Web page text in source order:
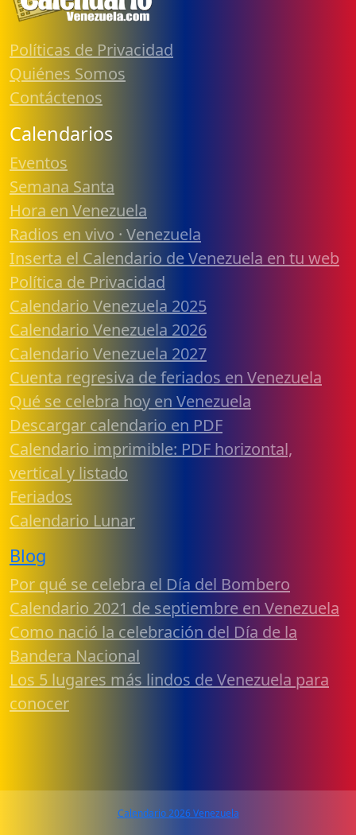
Políticas de Privacidad
Quiénes Somos
Contáctenos
Calendarios
Eventos
Semana Santa
Hora en Venezuela
Radios en vivo · Venezuela
Inserta el Calendario de Venezuela en tu web
Política de Privacidad
Calendario Venezuela 2025
Calendario Venezuela 2026
Calendario Venezuela 2027
Cuenta regresiva de feriados en Venezuela
Qué se celebra hoy en Venezuela
Descargar calendario en PDF
Calendario imprimible: PDF horizontal,
vertical y listado
Feriados
Calendario Lunar
Blog
Por qué se celebra el Día del Bombero
Calendario 2021 de septiembre en Venezuela
Como nació la celebración del Día de la
Bandera Nacional
Los 5 lugares más lindos de Venezuela para
conocer
Calendario 2026 Venezuela